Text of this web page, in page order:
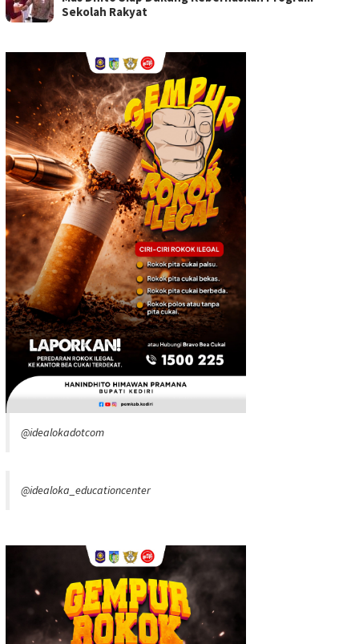
Sekolah Rakyat
@idealokadotcom
@idealoka_educationcenter